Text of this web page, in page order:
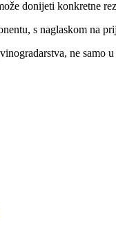
donijeti konkretne
s naglaskom na
ne